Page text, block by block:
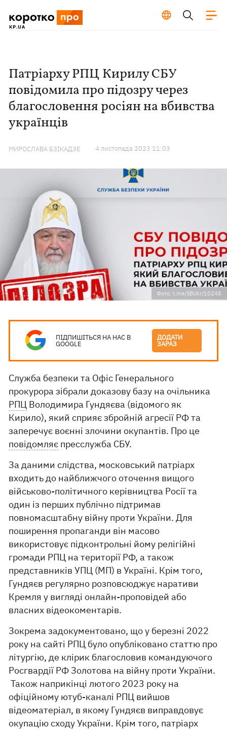
Патріарху РПЦ Кирилу СБУ
повідомила про підозру через
благословення росіян на вбивства
українців
МИРОСЛАВА БЗІКАДЗЕ 4 листопада 2023 11:03
Фото: t.me/SBUkr/10248
ПІДПИШІТЬСЯ НА НАС В
GOOGLE
ДОДАТИ
ЗАРАЗ
Служба безпеки та Офіс Генерального
прокурора зібрали доказову базу на очільника
РПЦ Володимира Гундяєва (відомого як
Кирило), який сприяє збройній агресії РФ та
заперечує воєнні злочини окупантів. Про це
повідомляє пресслужба СБУ.
За даними слідства, московський патріарх
входить до найближчого оточення вищого
військово-політичного керівництва Росії та
один із перших публічно підтримав
повномасштабну війну проти України. Для
поширення пропаганди він масово
використовує підконтрольні йому релігійні
громади РПЦ на території РФ, а також
представників УПЦ (МП) в Україні. Крім того,
Гундяєв регулярно розповсюджує наративи
Кремля у вигляді онлайн-проповідей або
власних відеокоментарів.
Зокрема задокументовано, що у березні 2022
року на сайті РПЦ було опубліковано статтю про
літургію, де клірик благословив командуючого
Росгвардії РФ Золотова на війну проти України.
Також наприкінці лютого 2023 року на
офіційному ютуб-каналі РПЦ вийшов
відеоматеріал, в якому Гундяєв виправдовує
окупацію сходу України. Крім того, патріарх